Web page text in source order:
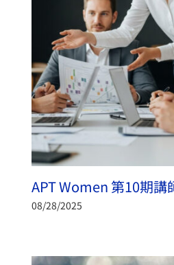
APT Women 第10期講
08/28/2025